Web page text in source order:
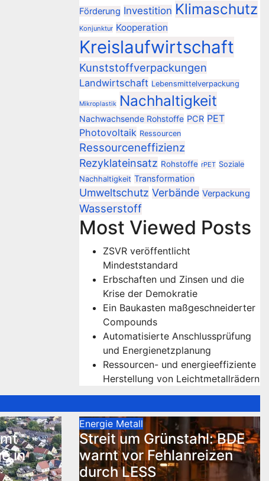
Förderung Investition Klimaschutz
Konjunktur Kooperation
Kreislaufwirtschaft
Kunststoffverpackungen
Landwirtschaft Lebensmittelverpackung
Mikroplastik Nachhaltigkeit
Nachwachsende Rohstoffe PCR PET
Photovoltaik Ressourcen
Ressourceneffizienz
Rezyklateinsatz Rohstoffe rPET Soziale
Nachhaltigkeit Transformation
Umweltschutz Verbände Verpackung
Wasserstoff
Most Viewed Posts
ZSVR veröffentlicht
Mindeststandard
Erbschaften und Zinsen und die
Krise der Demokratie
Ein Baukasten maßgeschneiderter
Compounds
Automatisierte Anschlussprüfung
und Energienetzplanung
Ressourcen- und energieeffiziente
Herstellung von Leichtmetallrädern
in
Energie Metall
Streit um Grünstahl: BDE
warnt vor Fehlanreizen
durch LESS